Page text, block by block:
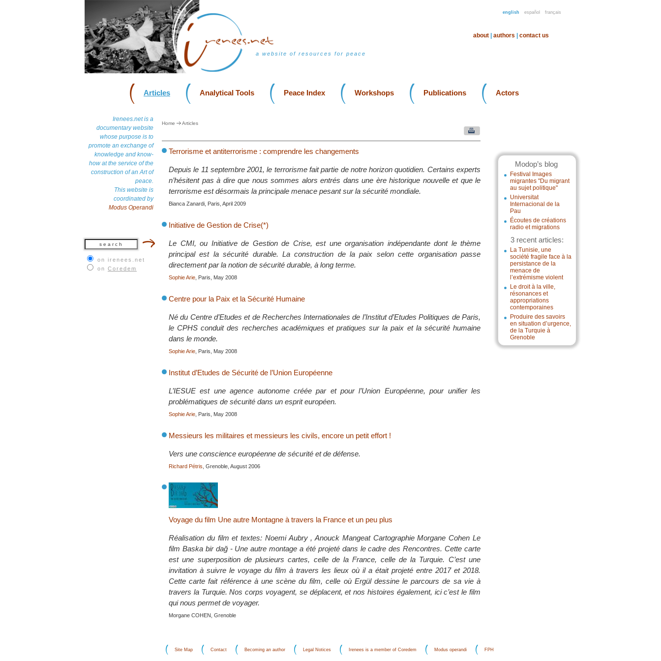
english español français
a website of resources for peace
about authors contact us
Articles Analytical Tools Peace Index Workshops Publications Actors
Irenees.net is a
documentary website
whose purpose is to
promote an exchange of
knowledge and know-
how at the service of the
construction of an Art of
peace.
This website is
coordinated by
Modus Operandi
on irenees.net
on Coredem
Modop’s blog
Festival Images
migrantes "Du migrant
au sujet politique"
Universitat
Internacional de la
Pau
Écoutes de créations
radio et migrations
3 recent articles:
La Tunisie, une
société fragile face à la
persistance de la
menace de
l’extrémisme violent
Le droit à la ville,
résonances et
appropriations
contemporaines
Produire des savoirs
en situation d’urgence,
de la Turquie à
Grenoble
Home Articles
Terrorisme et antiterrorisme : comprendre les changements
Depuis le 11 septembre 2001, le terrorisme fait partie de notre horizon quotidien. Certains experts
n’hésitent pas à dire que nous sommes alors entrés dans une ère historique nouvelle et que le
terrorisme est désormais la principale menace pesant sur la sécurité mondiale.
Bianca Zanardi, Paris, April 2009
Initiative de Gestion de Crise(*)
Le CMI, ou Initiative de Gestion de Crise, est une organisation indépendante dont le thème
principal est la sécurité durable. La construction de la paix selon cette organisation passe
directement par la notion de sécurité durable, à long terme.
Sophie Arie , Paris, May 2008
Centre pour la Paix et la Sécurité Humaine
Né du Centre d’Etudes et de Recherches Internationales de l’Institut d’Etudes Politiques de Paris,
le CPHS conduit des recherches académiques et pratiques sur la paix et la sécurité humaine
dans le monde.
Sophie Arie , Paris, May 2008
Institut d’Etudes de Sécurité de l’Union Européenne
L’IESUE est une agence autonome créée par et pour l’Union Européenne, pour unifier les
problématiques de sécurité dans un esprit européen.
Sophie Arie , Paris, May 2008
Messieurs les militaires et messieurs les civils, encore un petit effort !
Vers une conscience européenne de sécurité et de défense.
Richard Pétris , Grenoble, August 2006
Voyage du film Une autre Montagne à travers la France et un peu plus
Réalisation du film et textes: Noemi Aubry , Anouck Mangeat Cartographie Morgane Cohen Le
film Baska bir dağ - Une autre montage a été projeté dans le cadre des Rencontres. Cette carte
est une superposition de plusieurs cartes, celle de la France, celle de la Turquie. C’est une
invitation à suivre le voyage du film à travers les lieux où il a était projeté entre 2017 et 2018.
Cette carte fait référence à une scène du film, celle où Ergül dessine le parcours de sa vie à
travers la Turquie. Nos corps voyagent, se déplacent, et nos histoires également, ici c’est le film
qui nous permet de voyager.
Morgane COHEN, Grenoble
Site Map Contact Becoming an author Legal Notices Irenees is a member of Coredem Modus operandi FPH